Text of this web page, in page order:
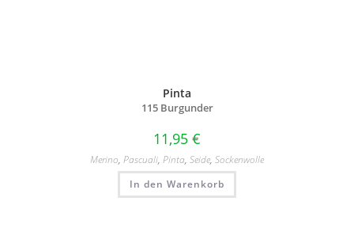
Pinta
115 Burgunder
11,95 €
Merino, Pascuali, Pinta, Seide, Sockenwolle
In den Warenkorb